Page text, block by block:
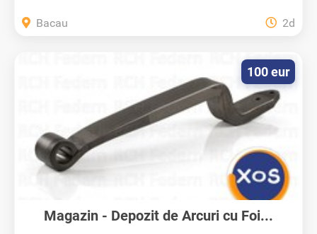
Bacau 2d
Magazin - Depozit de Arcuri cu Foi...
100 eur